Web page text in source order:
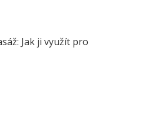
Jak ji využít pro